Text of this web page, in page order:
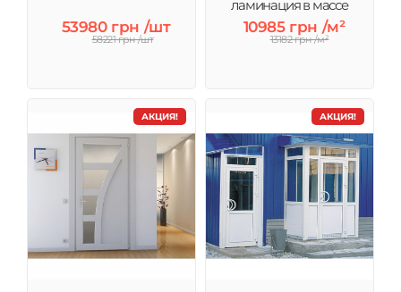
53980 грн /шт
58221 грн /шт
ламинация в массе
10985 грн /м²
13182 грн /м²
АКЦИЯ! АКЦИЯ!